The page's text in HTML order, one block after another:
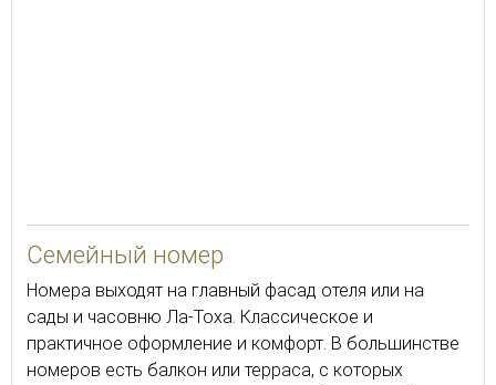
Семейный номер
Номера выходят на главный фасад отеля или на
сады и часовню Ла-Тоха. Классическое и
практичное оформление и комфорт. В большинстве
номеров есть балкон или терраса, с которых